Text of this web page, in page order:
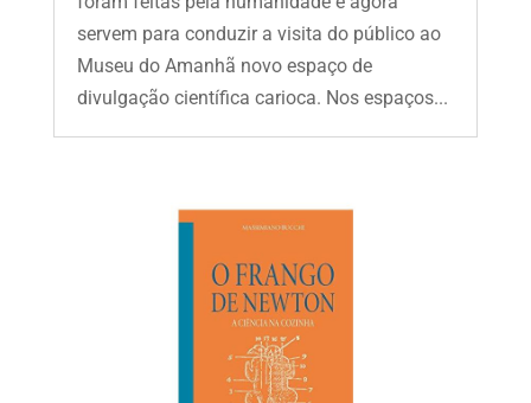
servem para conduzir a visita do público ao
Museu do Amanhã novo espaço de
divulgação científica carioca. Nos espaços...